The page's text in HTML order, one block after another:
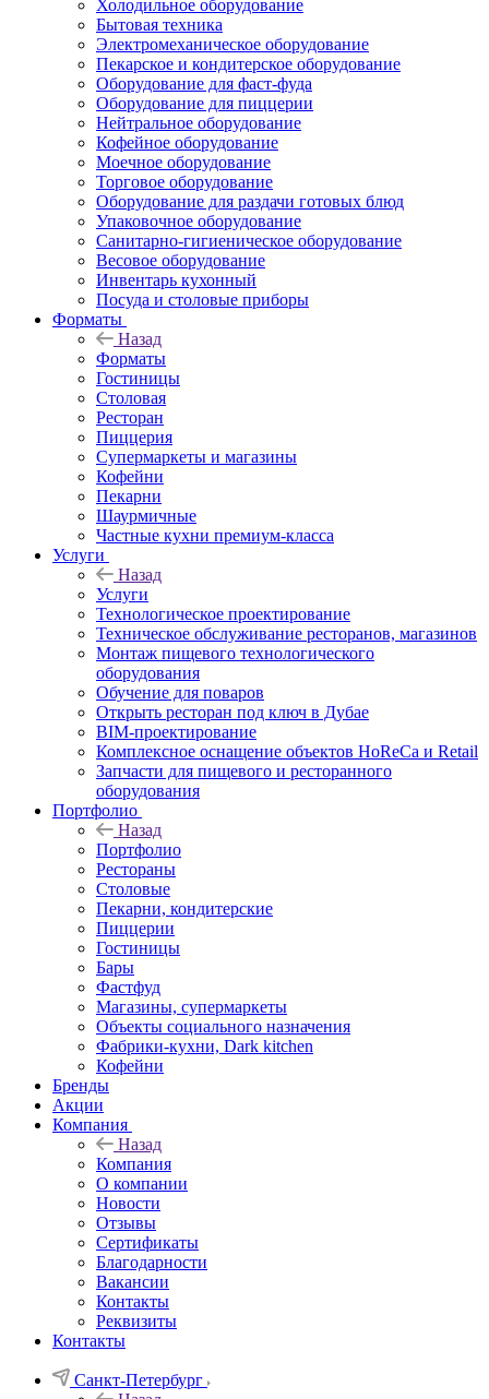
Холодильное оборудование
Бытовая техника
Электромеханическое оборудование
Пекарское и кондитерское оборудование
Оборудование для фаст-фуда
Оборудование для пиццерии
Нейтральное оборудование
Кофейное оборудование
Моечное оборудование
Торговое оборудование
Оборудование для раздачи готовых блюд
Упаковочное оборудование
Санитарно-гигиеническое оборудование
Весовое оборудование
Инвентарь кухонный
Посуда и столовые приборы
Форматы
Назад
Форматы
Гостиницы
Столовая
Ресторан
Пиццерия
Супермаркеты и магазины
Кофейни
Пекарни
Шаурмичные
Частные кухни премиум-класса
Услуги
Назад
Услуги
Технологическое проектирование
Техническое обслуживание ресторанов, магазинов
Монтаж пищевого технологического
оборудования
Обучение для поваров
Открыть ресторан под ключ в Дубае
BIM-проектирование
Комплексное оснащение объектов HoReCa и Retail
Запчасти для пищевого и ресторанного
оборудования
Портфолио
Назад
Портфолио
Рестораны
Столовые
Пекарни, кондитерские
Пиццерии
Гостиницы
Бары
Фастфуд
Магазины, супермаркеты
Объекты социального назначения
Фабрики-кухни, Dark kitchen
Кофейни
Бренды
Акции
Компания
Назад
Компания
О компании
Новости
Отзывы
Сертификаты
Благодарности
Вакансии
Контакты
Реквизиты
Контакты
Санкт-Петербург